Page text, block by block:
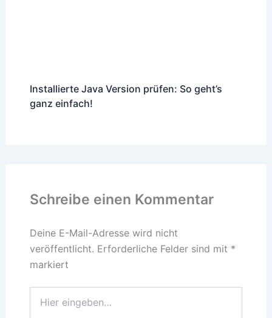
Installierte Java Version prüfen: So geht’s
ganz einfach!
Schreibe einen Kommentar
Deine E-Mail-Adresse wird nicht
veröffentlicht. Erforderliche Felder sind mit *
markiert
eingeben…